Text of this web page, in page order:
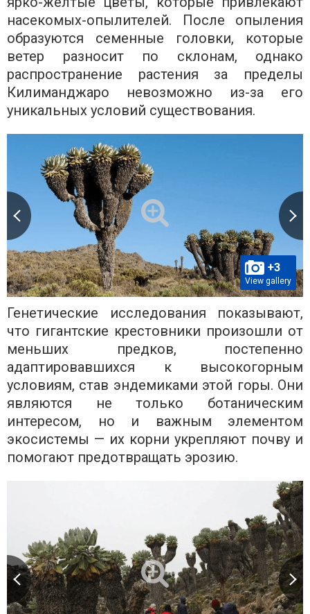
насекомых-опылителей. После опыления
образуются семенные головки, которые
ветер разносит по склонам, однако
распространение растения за пределы
Килиманджаро невозможно из-за его
уникальных условий существования.
+3
View gallery
Генетические исследования показывают,
что гигантские крестовники произошли от
меньших предков, постепенно
адаптировавшихся к высокогорным
условиям, став эндемиками этой горы. Они
являются не только ботаническим
интересом, но и важным элементом
экосистемы — их корни укрепляют почву и
помогают предотвращать эрозию.